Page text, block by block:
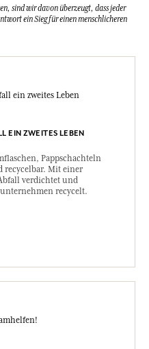
sind wir davon überzeugt, dass jeder
ein Sieg für einen menschlicheren
EIN ZWEITES LEBEN
Pappschachteln
recycelbar. Mit einer
verdichtet und
recycelt.